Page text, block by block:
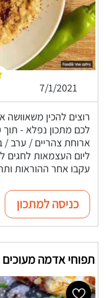
7/1/2021
רוצים להכין
ארוחת צהריים / ערב
ליום העצמאות לחגים
עקבו אחר ההוראות
כניסה למתכון
תפוחי אדמה מעוכים